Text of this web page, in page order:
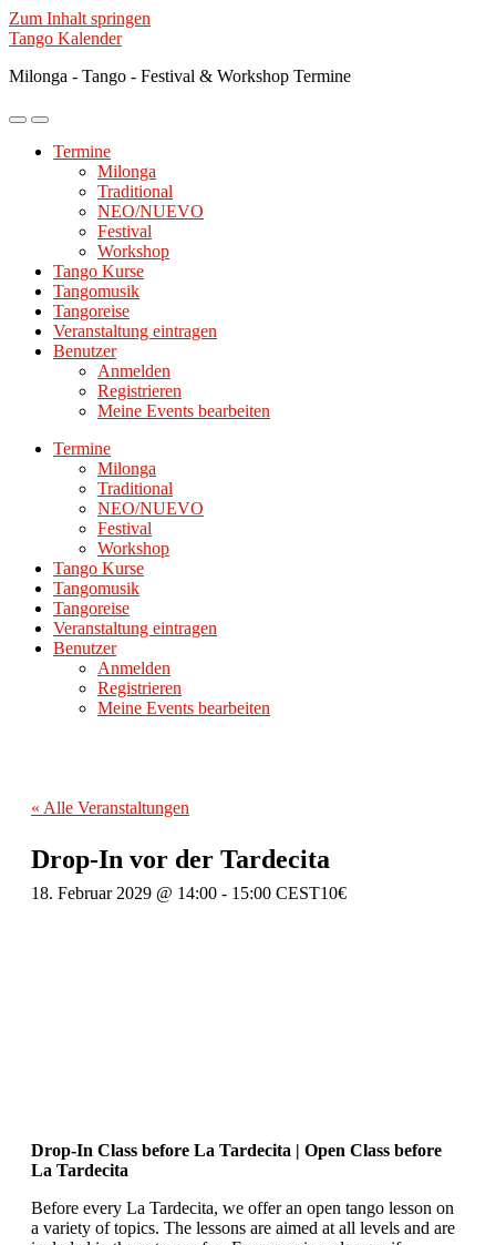
Zum Inhalt springen
Tango Kalender
Milonga - Tango - Festival & Workshop Termine
Mobile-
ein-/ausblenden
Suchfeld
ein-/ausblenden
Termine
Milonga
Traditional
NEO/NUEVO
Festival
Workshop
Tango Kurse
Tangomusik
Tangoreise
Veranstaltung eintragen
Benutzer
Anmelden
Registrieren
Meine Events bearbeiten
Termine
Milonga
Traditional
NEO/NUEVO
Festival
Workshop
Tango Kurse
Tangomusik
Tangoreise
Veranstaltung eintragen
Benutzer
Anmelden
Registrieren
Meine Events bearbeiten
« Alle Veranstaltungen
Drop-In vor der Tardecita
18. Februar 2029 @ 14:00 - 15:00 CEST10€
Drop-In Class before La Tardecita | Open Class before
La Tardecita
Before every La Tardecita, we offer an open tango lesson on
a variety of topics. The lessons are aimed at all levels and are